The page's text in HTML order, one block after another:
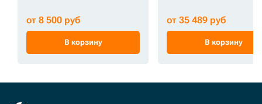
от 8 500 руб
В корзину
от 35 489 руб
В корзину